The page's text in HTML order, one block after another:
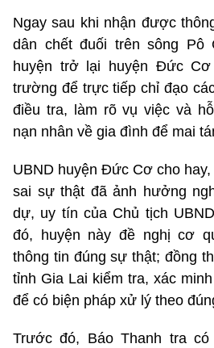
Ngay sau khi nhận được
dân chết đuối trên sông Pô
huyện trở lại huyện Đức
trường để trực tiếp chỉ đạo
điều tra, làm rõ vụ việc và
nạn nhân về gia đình để mai
UBND huyện Đức Cơ cho
sai sự thật đã ảnh hưởng
dự, uy tín của Chủ tịch
đó, huyện này đề nghị cơ
thông tin đúng sự thật; đồng
tỉnh Gia Lai kiểm tra, xác
để có biện pháp xử lý theo
Trước đó, Báo Thanh tra